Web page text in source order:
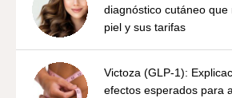
diagnóstico cutáneo que
piel y sus tarifas
Victoza (GLP-1):
efectos esperados para